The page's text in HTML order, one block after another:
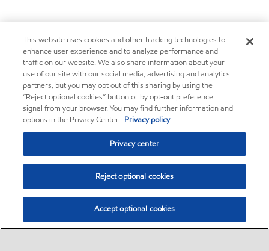
This website uses cookies and other tracking technologies to
enhance user experience and to analyze performance and
traffic on our website. We also share information about your
use of our site with our social media, advertising and analytics
partners, but you may opt out of this sharing by using the
“Reject optional cookies” button or by opt-out preference
signal from your browser. You may find further information and
options in the Privacy Center. Privacy policy
Privacy center
Reject optional cookies
Accept optional cookies